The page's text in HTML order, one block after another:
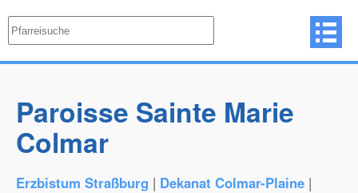
Paroisse Sainte Marie
Colmar
Erzbistum Straßburg | Dekanat Colmar-Plaine |